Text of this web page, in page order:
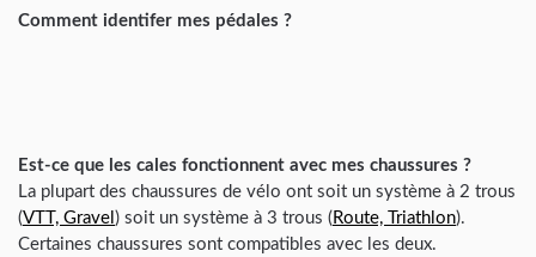
Comment identifer mes pédales ?
Est-ce que les cales fonctionnent avec mes chaussures ?
La plupart des chaussures de vélo ont soit un système à 2 trous
(VTT, Gravel ) soit un système à 3 trous (Route, Triathlon).
Certaines chaussures sont compatibles avec les deux.